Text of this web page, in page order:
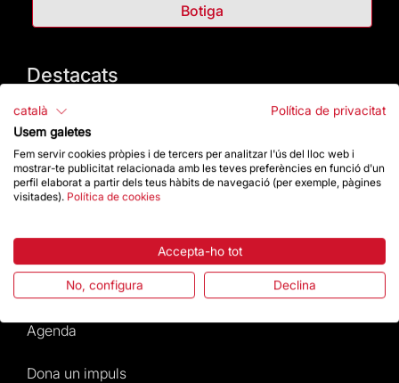
Botiga
Destacats
La Fundació
Preguntes freqüents
Atenció al Visitant
Normativa i condicions de compra
Notícies i Actualitat
Agenda
Dona un impuls
català
Política de privacitat
Usem galetes
Fem servir cookies pròpies i de tercers per analitzar l'ús del lloc web i
mostrar-te publicitat relacionada amb les teves preferències en funció d'un
perfil elaborat a partir dels teus hàbits de navegació (per exemple, pàgines
visitades). Política de cookies
Accepta-ho tot
No, configura Declina